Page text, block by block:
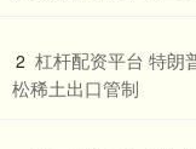
2 杠杆配资平台 特朗
松稀土出口管制